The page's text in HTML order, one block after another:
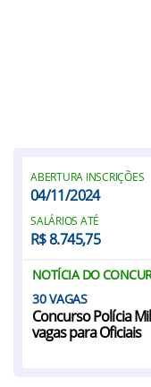
ABERTURA INSCRIÇÕES
04/11/2024
SALÁRIOS ATÉ
R$ 8.745,75
NOTÍCIA DO
30
Concurso Polícia
vagas para Oficiais